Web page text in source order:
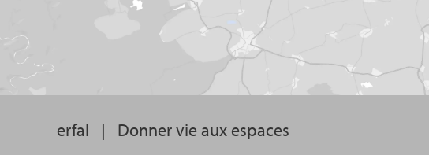
erfal | Donner vie aux espaces